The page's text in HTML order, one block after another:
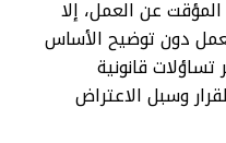
عن العمل، إلا
دون توضيح الأساس
قانونية
وسبل الاعتراض